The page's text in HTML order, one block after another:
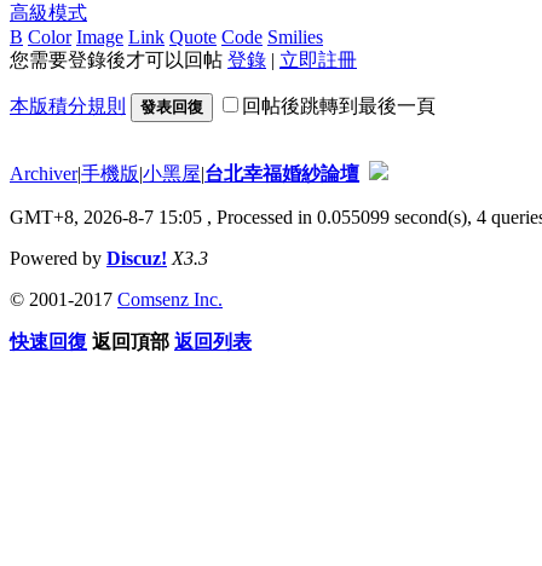
高級模式
B Color Image Link Quote Code Smilies
您需要登錄後才可以回帖 登錄 | 立即註冊
本版積分規則 發表回復 回帖後跳轉到最後一頁
Archiver|手機版|小黑屋|台北幸福婚紗論壇
GMT+8, 2026-8-7 15:05 , Processed in 0.055099 second(s), 4
Powered by Discuz! X3.3
© 2001-2017 Comsenz Inc.
快速回復 返回頂部 返回列表